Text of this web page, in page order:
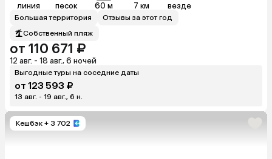
линия песок 60 м 7 км везде
Большая территория
Отзывы за этот год
Собственный пляж
от 110 671 ₽
12 авг. - 18 авг., 6 ночей
Выгодные туры на соседние даты
от 123 593 ₽
13 авг. - 19 авг., 6 н.
Кешбэк + 3 702